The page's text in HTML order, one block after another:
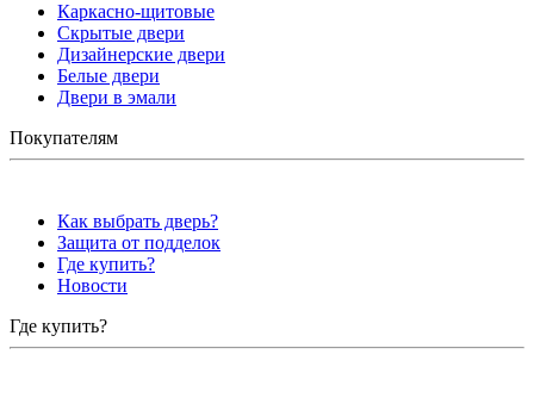
Каркасно-щитовые
Скрытые двери
Дизайнерские двери
Белые двери
Двери в эмали
Покупателям
Как выбрать дверь?
Защита от подделок
Где купить?
Новости
Где купить?